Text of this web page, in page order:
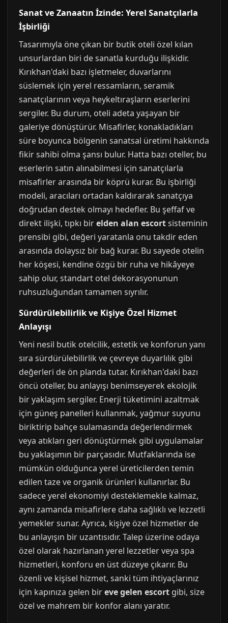
Sanat ve Zanaatın İzinde: Yerel Sanatçılarla
İşbirliği
Tasarımıyla öne çıkan bir butik oteli özel kılan
unsurlardan biri de sanatla kurduğu ilişkidir.
Kırıkhan'daki bazı işletmeler, duvarlarını
süslemek için yerel ressamların, seramik
sanatçılarının veya heykeltıraşların eserlerini
sergiler. Bu durum, oteli adeta yaşayan bir
galeriye dönüştürür. Misafirler, konakladıkları
süre boyunca bölgenin sanatsal üretimi hakkında
fikir sahibi olma şansı bulur. Hatta bazı oteller, bu
eserlerin satın alınabilmesi için sanatçılarla
misafirler arasında bir köprü kurar. Bu işbirliği
modeli, aracıları ortadan kaldırarak sanatçıya
doğrudan destek olmayı hedefler. Bu şeffaf ve
direkt ilişki, tıpkı birelden alan escortsisteminin
prensibi gibi, değeri yaratanla onu takdir eden
arasında dolaysız bir bağ kurar. Bu sayede otelin
her köşesi, kendine özgü bir ruha ve hikâyeye
sahip olur, standart otel dekorasyonunun
ruhsuzluğundan tamamen sıyrılır.
Sürdürülebilirlik ve Kişiye Özel Hizmet
Anlayışı
Yeni nesil butik otelcilik, estetik ve konforun yanı
sıra sürdürülebilirlik ve çevreye duyarlılık gibi
değerleri de ön planda tutar. Kırıkhan'daki bazı
öncü oteller, bu anlayışı benimseyerek ekolojik
bir yaklaşım sergiler. Enerji tüketimini azaltmak
için güneş panelleri kullanmak, yağmur suyunu
biriktirip bahçe sulamasında değerlendirmek
veya atıkları geri dönüştürmek gibi uygulamalar
bu yaklaşımın bir parçasıdır. Mutfaklarında ise
mümkün olduğunca yerel üreticilerden temin
edilen taze ve organik ürünleri kullanırlar. Bu
sadece yerel ekonomiyi desteklemekle kalmaz,
aynı zamanda misafirlere daha sağlıklı ve lezzetli
yemekler sunar. Ayrıca, kişiye özel hizmetler de
bu anlayışın bir uzantısıdır. Talep üzerine odaya
özel olarak hazırlanan yerel lezzetler veya spa
hizmetleri, konforu en üst düzeye çıkarır. Bu
özenli ve kişisel hizmet, sanki tüm ihtiyaçlarınız
için kapınıza gelen bireve gelen escort gibi, size
özel ve mahrem bir konfor alanı yaratır.